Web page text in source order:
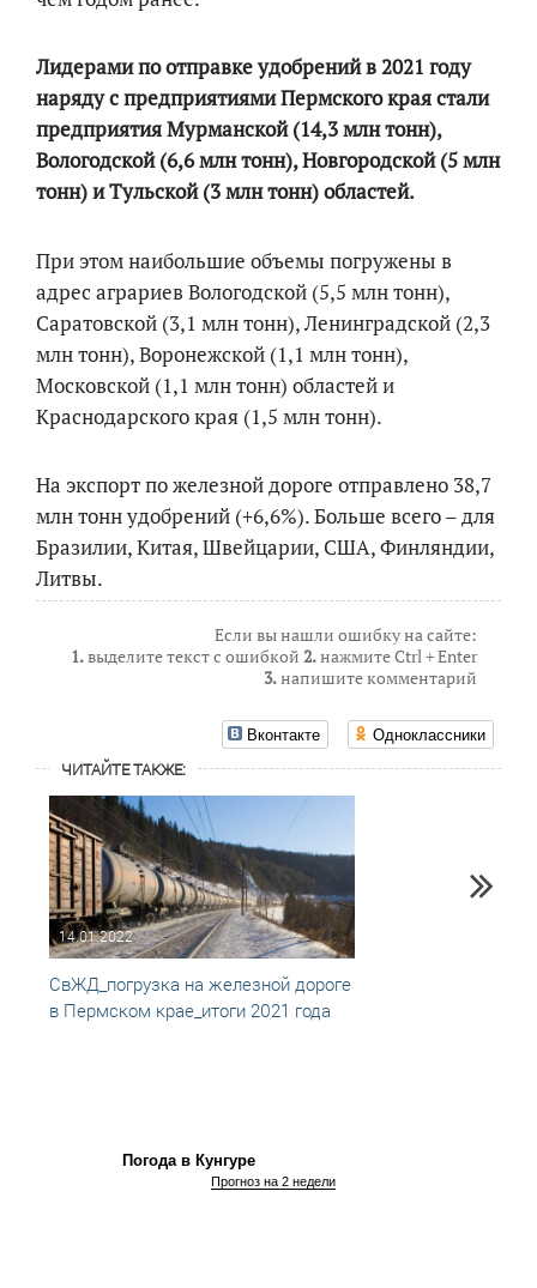
Лидерами по отправке удобрений в 2021 году
наряду с предприятиями Пермского края стали
предприятия Мурманской (14,3 млн тонн),
Вологодской (6,6 млн тонн), Новгородской (5 млн
тонн) и Тульской (3 млн тонн) областей.
При этом наибольшие объемы погружены в
адрес аграриев Вологодской (5,5 млн тонн),
Саратовской (3,1 млн тонн), Ленинградской (2,3
млн тонн), Воронежской (1,1 млн тонн),
Московской (1,1 млн тонн) областей и
Краснодарского края (1,5 млн тонн).
На экспорт по железной дороге отправлено 38,7
млн тонн удобрений (+6,6%). Больше всего – для
Бразилии, Китая, Швейцарии, США, Финляндии,
Литвы.
Если вы нашли ошибку на сайте:
1.выделите текст с ошибкой 2.нажмите Ctrl + Enter
3.напишите комментарий
Вконтакте Одноклассники
ЧИТАЙТЕ ТАКЖЕ:
14.01.2022
СвЖД_погрузка на железной дороге
в Пермском крае_итоги 2021 года
Погода в Кунгуре
Прогноз на 2 недели